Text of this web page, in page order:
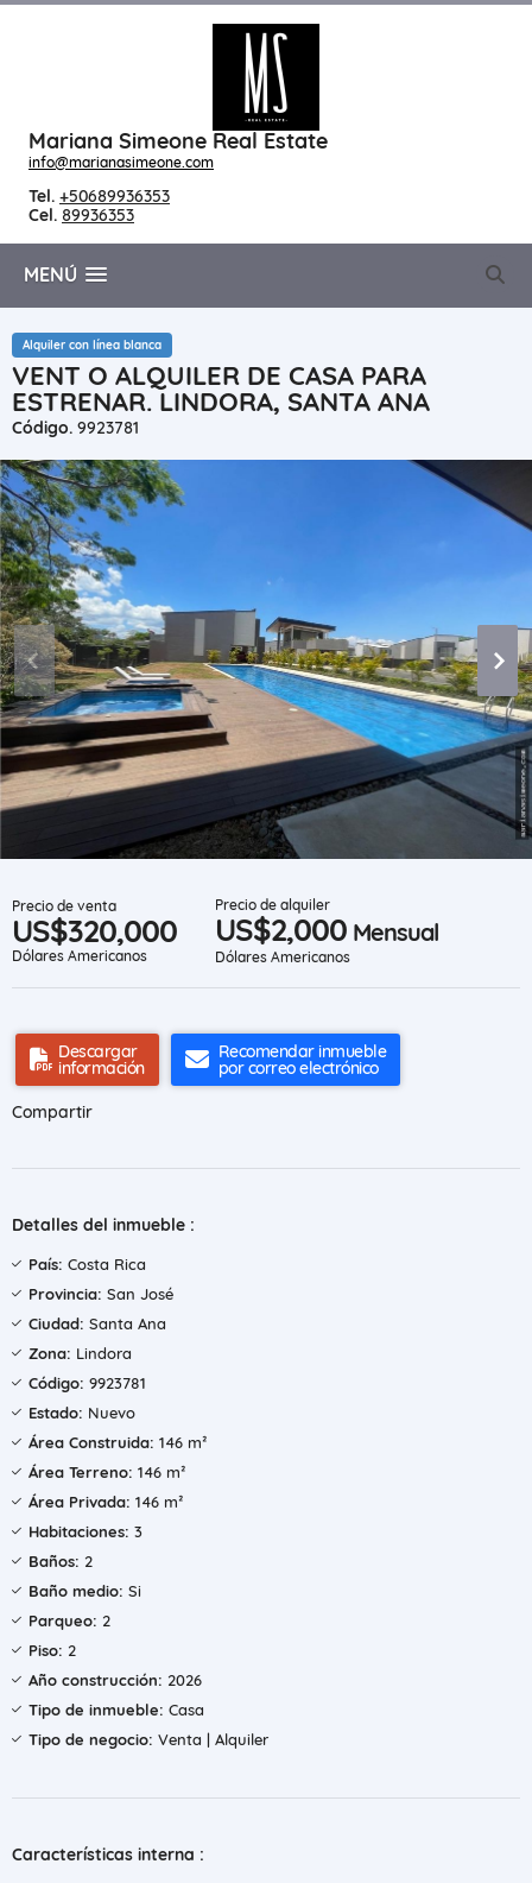
Mariana Simeone Real Estate
info@marianasimeone.com
Tel. +50689936353
Cel. 89936353
MENÚ
Alquiler con línea blanca
VENT O ALQUILER DE CASA PARA
ESTRENAR. LINDORA, SANTA ANA
Código. 9923781
Precio de venta
US$320,000
Dólares Americanos
Precio de alquiler
US$2,000 Mensual
Dólares Americanos
Descargar
información
Recomendar inmueble
por correo electrónico
Compartir
Detalles del inmueble :
País: Costa Rica
Provincia: San José
Ciudad: Santa Ana
Zona: Lindora
Código: 9923781
Estado: Nuevo
Área Construida: 146 m²
Área Terreno: 146 m²
Área Privada: 146 m²
Habitaciones: 3
Baños: 2
Baño medio: Si
Parqueo: 2
Piso: 2
Año construcción: 2026
Tipo de inmueble: Casa
Tipo de negocio: Venta | Alquiler
Características interna :